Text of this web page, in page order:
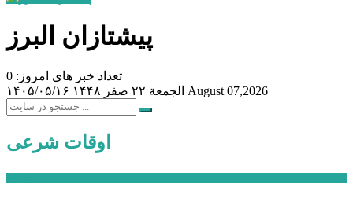
پیشتازان البرز
تعداد خبر های امروز: 0
۱۴۰۵/۰۵/۱۶
الجمعة ۲۲ صفر ۱۴۴۸ August 07,2026
اوقات شرعی